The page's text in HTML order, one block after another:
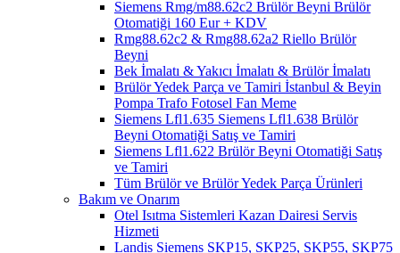
Siemens Rmg/m88.62c2 Brülör Beyni Brülör
Otomatiği 160 Eur + KDV
Rmg88.62c2 & Rmg88.62a2 Riello Brülör
Beyni
Bek İmalatı & Yakıcı İmalatı & Brülör İmalatı
Brülör Yedek Parça ve Tamiri İstanbul & Beyin
Pompa Trafo Fotosel Fan Meme
Siemens Lfl1.635 Siemens Lfl1.638 Brülör
Beyni Otomatiği Satış ve Tamiri
Siemens Lfl1.622 Brülör Beyni Otomatiği Satış
ve Tamiri
Tüm Brülör ve Brülör Yedek Parça Ürünleri
Bakım ve Onarım
Otel Isıtma Sistemleri Kazan Dairesi Servis
Hizmeti
Landis Siemens SKP15, SKP25, SKP55, SKP75